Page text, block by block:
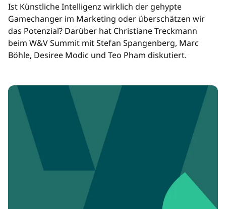
Ist Künstliche Intelligenz wirklich der gehypte
Gamechanger im Marketing oder überschätzen wir
das Potenzial? Darüber hat Christiane Treckmann
beim W&V Summit mit Stefan Spangenberg, Marc
Böhle, Desiree Modic und Teo Pham diskutiert.